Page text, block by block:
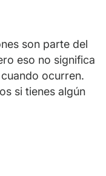
son parte del
eso no significa
ocurren.
si tienes algún